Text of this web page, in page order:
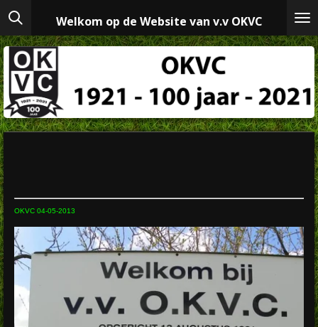
Ga
direct
naar
de
hoofdinhoud
Welkom op de Website van v.v OKVC
OKVC 04-05-2013